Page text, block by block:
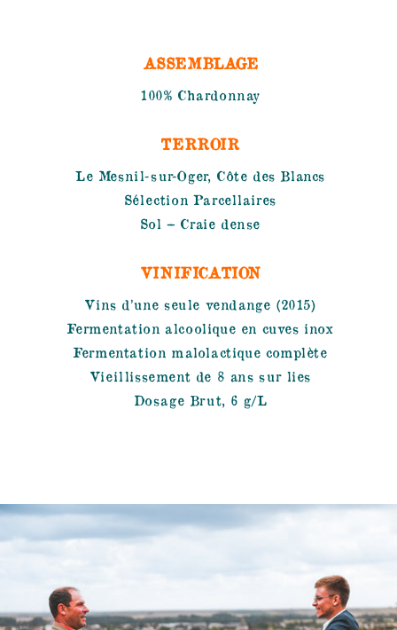
ASSEMBLAGE
100% Chardonnay
TERROIR
Le Mesnil-sur-Oger, Côte des Blancs
Sélection Parcellaires
Sol – Craie dense
VINIFICATION
Vins d’une seule vendange (2015)
Fermentation alcoolique en cuves inox
Fermentation malolactique complète
Vieillissement de 8 ans sur lies
Dosage Brut, 6 g/L